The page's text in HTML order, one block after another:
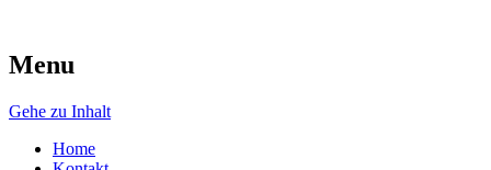
AugenschMaus
Menu
Gehe zu Inhalt
Home